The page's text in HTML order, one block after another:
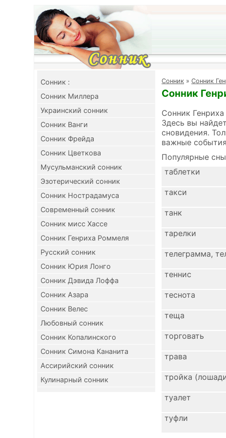
Cонник :
Сонник Миллера
Украинский сонник
Сонник Ванги
Сонник Фрейда
Сонник Цветкова
Мусульманский сонник
Эзотерический сонник
Сонник Нострадамуса
Современный сонник
Сонник мисс Хассе
Сонник Генриха Роммеля
Русский сонник
Сонник Юрия Лонго
Сонник Дэвида Лоффа
Сонник Азара
Сонник Велес
Любовный сонник
Сонник Копалинского
Сонник Симона Кананита
Ассирийский сонник
Кулинарный сонник
Cонник » Сонник
Сонник
Сонник
Здесь вы
сновидения.
важные
Популярные
таблетки
такси
танк
тарелки
телеграмма,
теннис
теснота
теща
торговать
трава
тройка
туалет
туфли